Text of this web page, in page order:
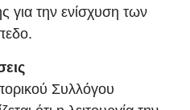
για την ενίσχυση των
Συλλόγου